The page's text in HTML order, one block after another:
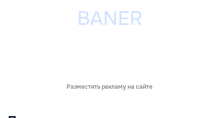
Разместить рекламу на сайте